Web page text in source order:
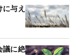
与え
議に絶